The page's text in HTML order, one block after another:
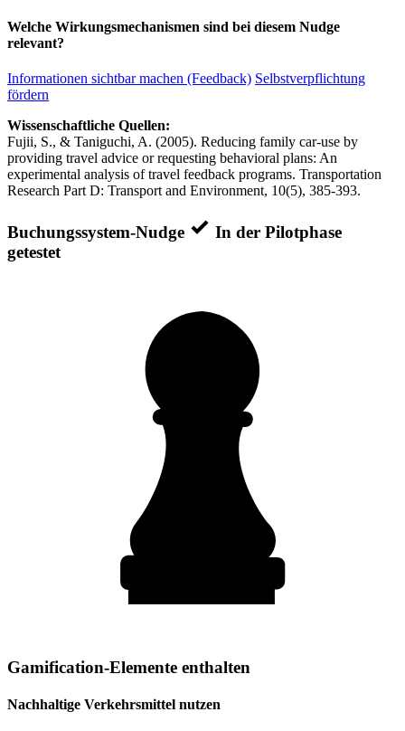
Welche Wirkungsmechanismen sind bei diesem Nudge
relevant?
Informationen sichtbar machen (Feedback) Selbstverpflichtung
fördern
Wissenschaftliche Quellen:
Fujii, S., & Taniguchi, A. (2005). Reducing family car-use by
providing travel advice or requesting behavioral plans: An
experimental analysis of travel feedback programs. Transportation
Research Part D: Transport and Environment, 10(5), 385-393.
Buchungssystem-Nudge
In der Pilotphase
getestet
Gamification-Elemente enthalten
Nachhaltige Verkehrsmittel nutzen